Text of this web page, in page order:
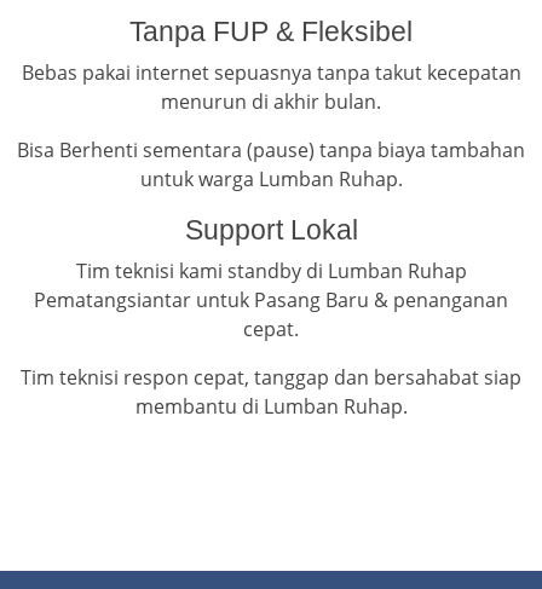
Tanpa FUP & Fleksibel
Bebas pakai internet sepuasnya tanpa takut kecepatan
menurun di akhir bulan.
Bisa Berhenti sementara (pause) tanpa biaya tambahan
untuk warga Lumban Ruhap.
Support Lokal
Tim teknisi kami standby di Lumban Ruhap
Pematangsiantar untuk Pasang Baru & penanganan
cepat.
Tim teknisi respon cepat, tanggap dan bersahabat siap
membantu di Lumban Ruhap.